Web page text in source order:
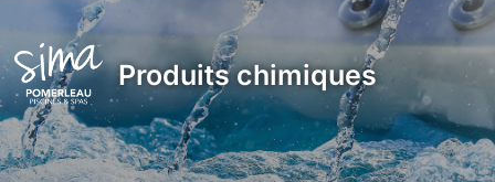
Produits chimiques